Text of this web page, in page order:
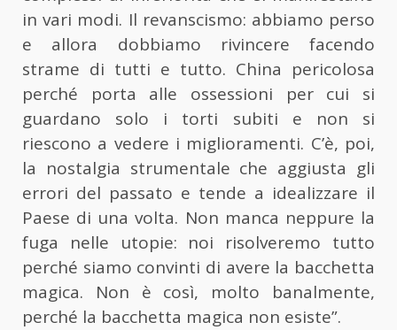
in vari modi. Il revanscismo: abbiamo perso
e allora dobbiamo rivincere facendo
strame di tutti e tutto. China pericolosa
perché porta alle ossessioni per cui si
guardano solo i torti subiti e non si
riescono a vedere i miglioramenti. C’è, poi,
la nostalgia strumentale che aggiusta gli
errori del passato e tende a idealizzare il
Paese di una volta. Non manca neppure la
fuga nelle utopie: noi risolveremo tutto
perché siamo convinti di avere la bacchetta
magica. Non è così, molto banalmente,
perché la bacchetta magica non esiste”.